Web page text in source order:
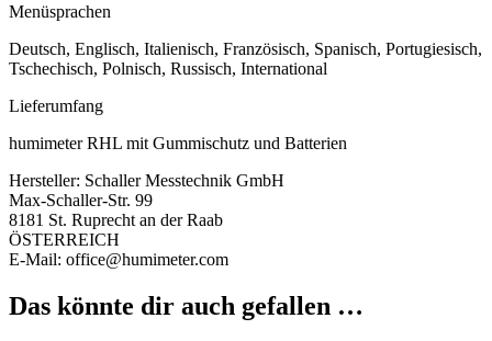
Menüsprachen
Deutsch, Englisch, Italienisch, Französisch, Spanisch, Portugiesisch,
Tschechisch, Polnisch, Russisch, International
Lieferumfang
humimeter RHL mit Gummischutz und Batterien
Hersteller: Schaller Messtechnik GmbH
Max-Schaller-Str. 99
8181 St. Ruprecht an der Raab
ÖSTERREICH
E-Mail: office@humimeter.com
Das könnte dir auch gefallen …